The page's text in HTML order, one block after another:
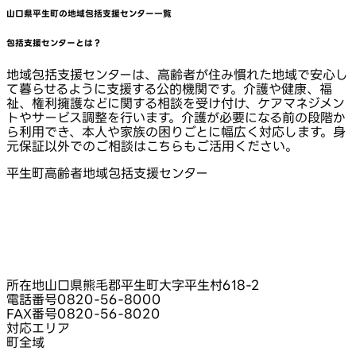
山口県平生町の地域包括支援センター一覧
包括支援センターとは？
地域包括支援センターは、高齢者が住み慣れた地域で安心し
て暮らせるように支援する公的機関です。介護や健康、福
祉、権利擁護などに関する相談を受け付け、ケアマネジメン
トやサービス調整を行います。介護が必要になる前の段階か
ら利用でき、本人や家族の困りごとに幅広く対応します。身
元保証以外でのご相談はこちらもご活用ください。
平生町高齢者地域包括支援センター
所在地山口県熊毛郡平生町大字平生村618-2
電話番号0820-56-8000
FAX番号0820-56-8020
対応エリア
町全域